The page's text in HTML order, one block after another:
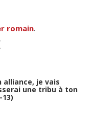
romain.
alliance, je vais
une tribu à ton